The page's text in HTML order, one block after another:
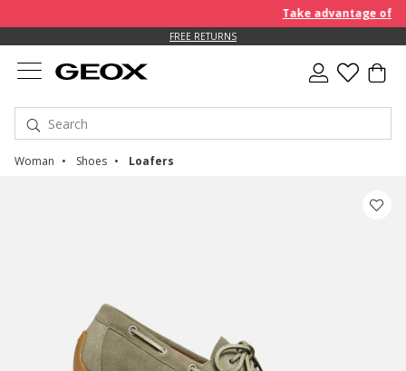
Take advantage of
FREE RETURNS
Woman Shoes Loafers